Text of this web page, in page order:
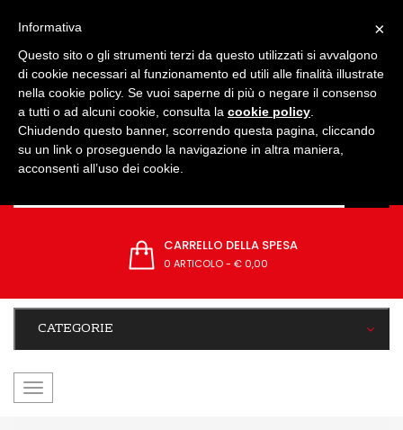
CARRELLO DELLA SPESA
0 ARTICOLO- € 0,00
CATEGORIE
navigazione
×
Informativa
Questo sito o gli strumenti terzi da questo utilizzati si avvalgono
di cookie necessari al funzionamento ed utili alle finalità illustrate
nella cookie policy. Se vuoi saperne di più o negare il consenso
a tutti o ad alcuni cookie, consulta la cookie policy
Chiudendo questo banner, scorrendo questa pagina, cliccando
su un link o proseguendo la navigazione in altra maniera,
acconsenti all’uso dei cookie.